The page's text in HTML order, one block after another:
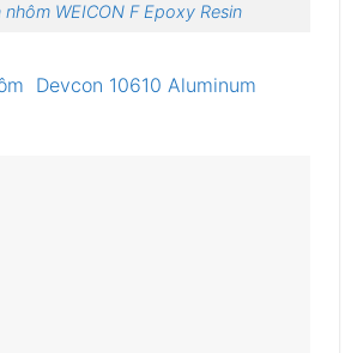
nhôm WEICON F Epoxy Resin
Devcon 10610 Aluminum